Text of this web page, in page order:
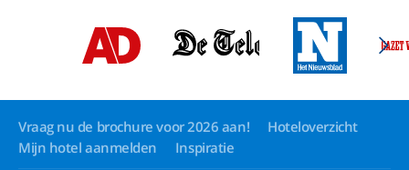
Vraag nu de brochure voor 2026 aan!
Hoteloverzicht
Mijn hotel aanmelden
Inspiratie